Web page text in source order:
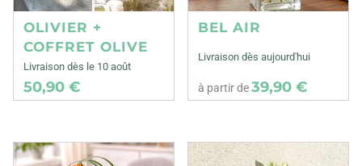
OLIVIER +
COFFRET OLIVE
Livraison dès le 10 août
50,90 €
BEL AIR
Livraison dès aujourd'hui
à partir de39,90 €